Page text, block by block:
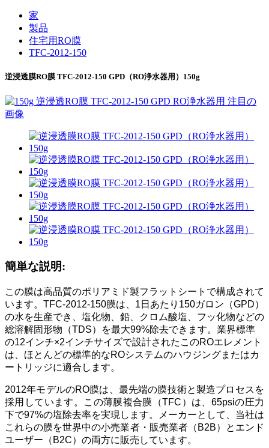
家
製品
住宅用RO膜
TFC-2012-150
逆浸透膜RO膜 TFC-2012-150 GPD（RO浄水器用）150g
簡単な説明:
この膜は高品質のポリアミド製フラットシートで構成されて
います。TFC-2012-150膜は、1日あたり150ガロン（GPD）
の水を生産でき、塩化物、鉛、クロム酸塩、フッ化物などの
総溶解固形物（TDS）を最大99%除去できます。業界標準
の12インチ×2インチサイズで設計されたこのROエレメント
は、ほとんどの標準的なROシステムのハウジングまたはカ
ートリッジに適合します。
2012年モデルのRO膜は、最先端の膜技術と製造プロセスを
採用しています。この薄膜複合膜（TFC）は、65psiの圧力
下で97%の塩除去率を実現します。メーカーとして、当社は
これらの膜を世界中の小売業者・販売業者（B2B）とエンド
ユーザー（B2C）の両方に販売しています。